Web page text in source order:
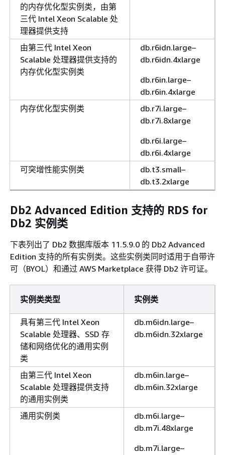
的内存优化型实例类，由第
三代 Intel Xeon Scalable 处
理器提供支持
由第三代 Intel Xeon
Scalable 处理器提供支持的
内存优化型实例类
db.r6idn.large–
db.r6idn.4xlarge
db.r6in.large–
db.r6in.4xlarge
内存优化型实例类
db.r7i.large–
db.r7i.8xlarge
db.r6i.large–
db.r6i.4xlarge
可突增性能实例类
db.t3.small–
db.t3.2xlarge
Db2 Advanced Edition 支持的 RDS for
Db2 实例类
下表列出了 Db2 数据库版本 11.5.9.0 的 Db2 Advanced
Edition 支持的所有实例类。这些实例类同时适用于自带许
可（BYOL）和通过 AWS Marketplace 获得 Db2 许可证。
实例类类型 实例类
具有第三代 Intel Xeon
Scalable 处理器、SSD 存
储和网络优化的通用实例
类
db.m6idn.large–
db.m6idn.32xlarge
由第三代 Intel Xeon
Scalable 处理器提供支持
的通用实例类
db.m6in.large–
db.m6in.32xlarge
通用实例类
db.m6i.large–
db.m7i.48xlarge
db.m7i.large–